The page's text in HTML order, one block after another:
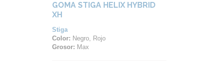
GOMA STIGA HELIX HYBRID
XH
Stiga
Color: Negro, Rojo
Grosor: Max